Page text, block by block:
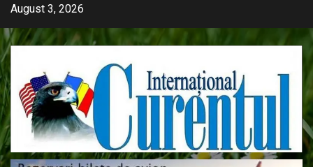
Skip
content
August 3, 2026